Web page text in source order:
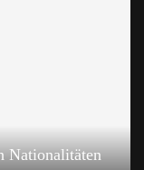
Nationalitäten